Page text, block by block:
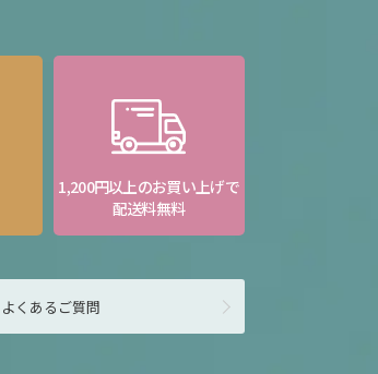
1,200円以上のお買い上げで
配送料無料
よくあるご質問